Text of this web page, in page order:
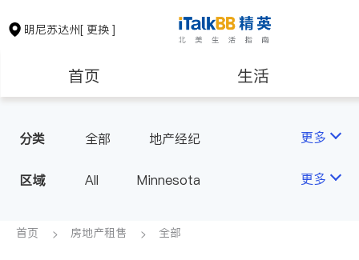
明尼苏达州[ 更换 ]
首页 生活
房地产租售
教育
分类 全部 地产经纪 更多
区域 All Minnesota 更多
首页 房地产租售 全部